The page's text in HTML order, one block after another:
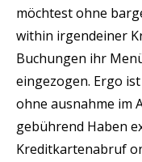
möchtest ohne
within irgendeiner
Buchungen ihr
eingezogen. Ergo
ohne ausnahme im
gebührend Haben
Kreditkartenabruf